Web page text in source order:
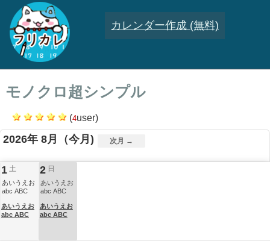
カレンダー作成 (無料)
モノクロ超シンプル
(4user)
2026年 8月 （今月)
次月 →
1 土
あいうえお
abc ABC
あいうえお
abc ABC
2 日
あいうえお
abc ABC
あいうえお
abc ABC